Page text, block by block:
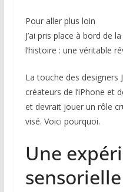
Pour aller plus loin
J’ai pris place à bord de
l’histoire : une véritable
La touche des designers
créateurs de l’iPhone et
et devrait jouer un rôle
visé. Voici pourquoi.
Une
sensorielle